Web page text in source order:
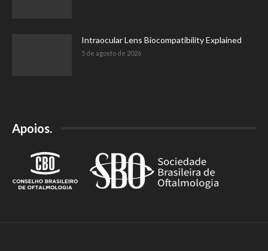
Intraocular Lens Biocompatibility Explained
5 de agosto de 2026
Apoios.